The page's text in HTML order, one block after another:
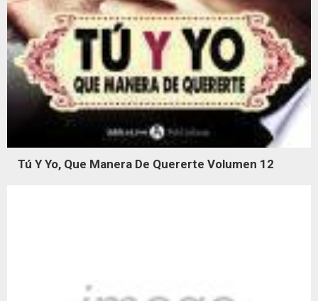
Tú Y Yo, Que Manera De Quererte Volumen 12